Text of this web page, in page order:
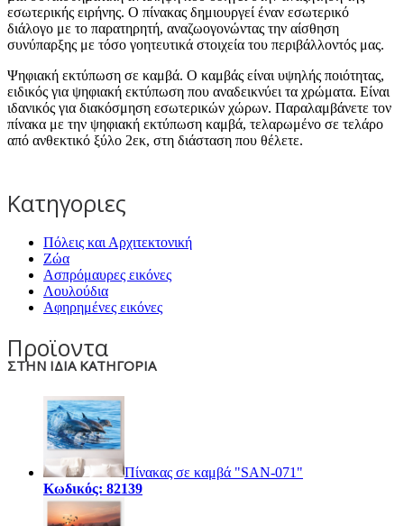
εσωτερικής ειρήνης. Ο πίνακας δημιουργεί έναν εσωτερικό
διάλογο με το παρατηρητή, αναζωογονώντας την αίσθηση
συνύπαρξης με τόσο γοητευτικά στοιχεία του περιβάλλοντός μας.
Ψηφιακή εκτύπωση σε καμβά. Ο καμβάς είναι υψηλής ποιότητας,
ειδικός για ψηφιακή εκτύπωση που αναδεικνύει τα χρώματα. Είναι
ιδανικός για διακόσμηση εσωτερικών χώρων. Παραλαμβάνετε τον
πίνακα με την ψηφιακή εκτύπωση καμβά, τελαρωμένο σε τελάρο
από ανθεκτικό ξύλο 2εκ, στη διάσταση που θέλετε.
Κατηγοριες
Πόλεις και Αρχιτεκτονική
Ζώα
Ασπρόμαυρες εικόνες
Λουλούδια
Αφηρημένες εικόνες
Προϊοντα
ΣΤΗΝ ΙΔΙΑ ΚΑΤΗΓΟΡΙΑ
Πίνακας σε καμβά "SAN-071"
Κωδικός: 82139